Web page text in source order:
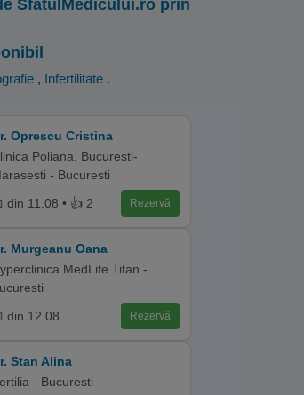
SfatulMedicului.ro prin
, Infertilitate .
Oprescu Cristina
Poliana, Bucuresti-
- Bucuresti
din 11.08 • 👍 2
Rezervă
Murgeanu Oana
MedLife Titan -
din 12.08
Rezervă
Stan Alina
- Bucuresti